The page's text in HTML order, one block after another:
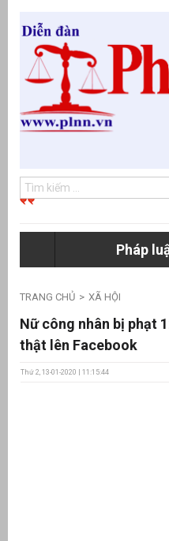
Pháp
TRANG CHỦ XÃ HỘI
Nữ công nhân bị phạt
thật lên Facebook
Thứ 2, 13-01-2020 | 11:15:44